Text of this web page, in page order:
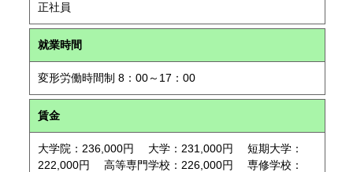
正社員
就業時間
変形労働時間制 8：00～17：00
賃金
大学院：236,000円 大学：231,000円 短期大学：
222,000円 高等専門学校：226,000円 専修学校：